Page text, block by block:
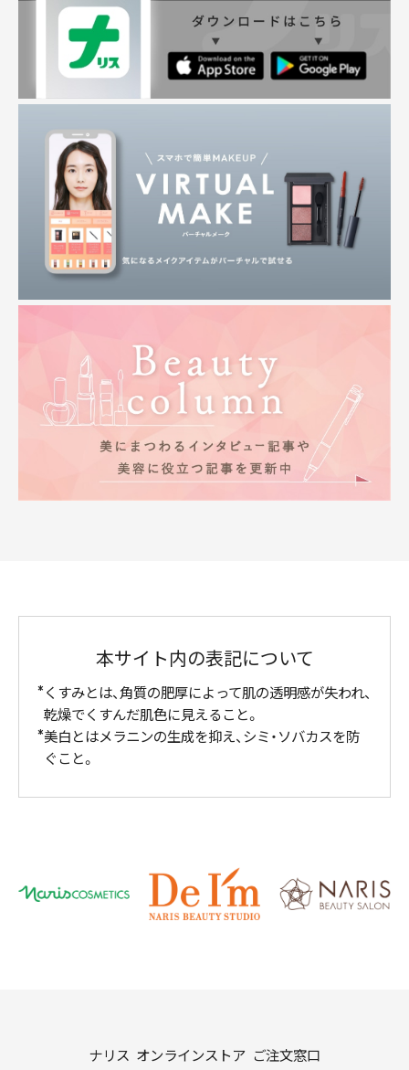
本サイト内の表記について
くすみとは、角質の肥厚によって肌の透明感が失われ、
乾燥でくすんだ肌色に見えること。
美白とはメラニンの生成を抑え、シミ・ソバカスを防
ぐこと。
ナリス オンラインストア ご注文窓口